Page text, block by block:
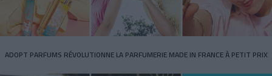
ADOPT PARFUMS RÉVOLUTIONNE LA PARFUMERIE MADE IN FRANCE À PETIT PRIX